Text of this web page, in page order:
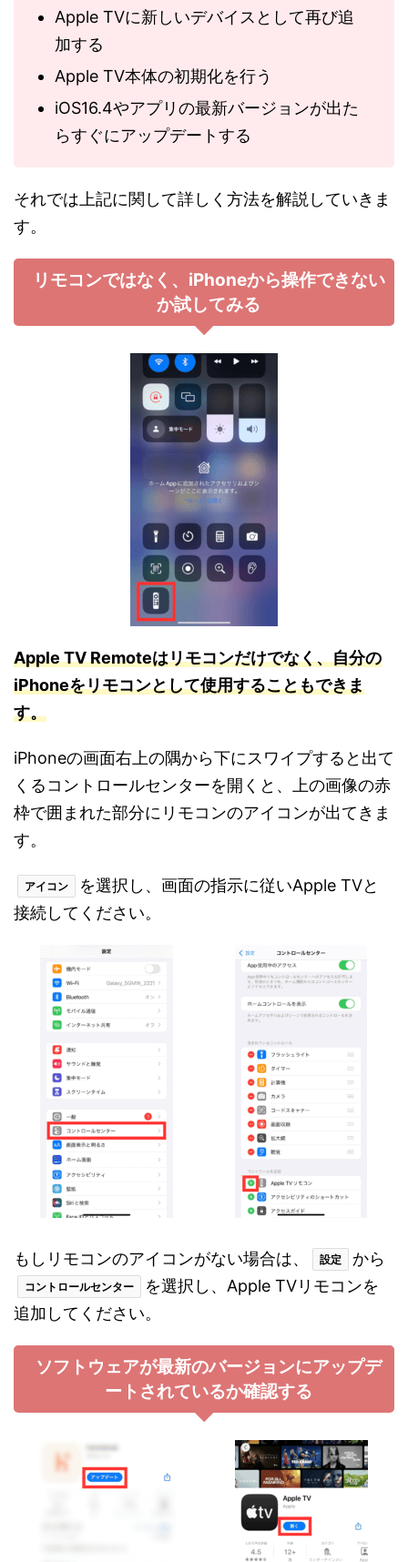
Apple TVに新しいデバイスとして再び追
加する
Apple TV本体の初期化を行う
iOS16.4やアプリの最新バージョンが出た
らすぐにアップデートする
それでは上記に関して詳しく方法を解説していきま
す。
リモコンではなく、iPhoneから操作できない
か試してみる
Apple TV Remoteはリモコンだけでなく、自分の
iPhoneをリモコンとして使用することもできま
す。
iPhoneの画面右上の隅から下にスワイプすると出て
くるコントロールセンターを開くと、上の画像の赤
枠で囲まれた部分にリモコンのアイコンが出てきま
す。
アイコン
を選択し、画面の指示に従いApple TVと
接続してください。
もしリモコンのアイコンがない場合は、 設定 から
コントロールセンター
を選択し、Apple TVリモコンを
追加してください。
ソフトウェアが最新のバージョンにアップデ
ートされているか確認する